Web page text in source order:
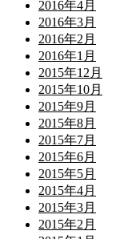
2016年4月
2016年3月
2016年2月
2016年1月
2015年12月
2015年10月
2015年9月
2015年8月
2015年7月
2015年6月
2015年5月
2015年4月
2015年3月
2015年2月